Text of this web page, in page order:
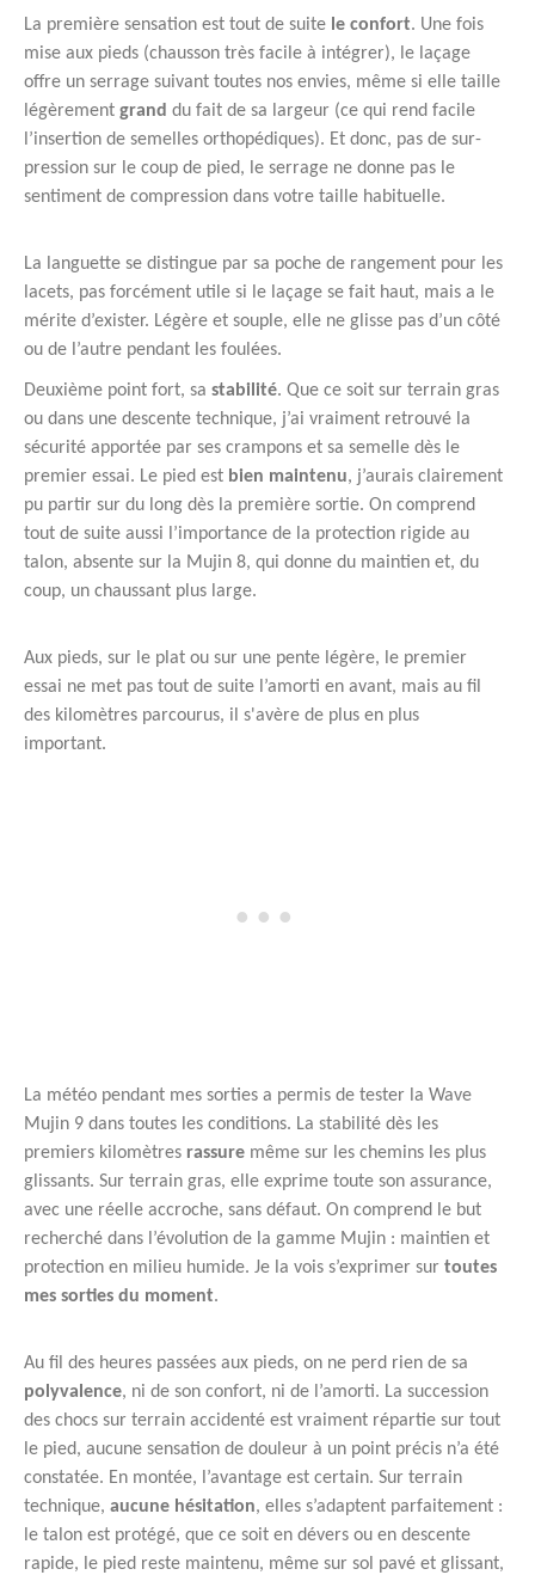
La première sensation est tout de suite le confort. Une fois
mise aux pieds (chausson très facile à intégrer), le laçage
offre un serrage suivant toutes nos envies, même si elle taille
légèrement grand du fait de sa largeur (ce qui rend facile
l’insertion de semelles orthopédiques). Et donc, pas de sur-
pression sur le coup de pied, le serrage ne donne pas le
sentiment de compression dans votre taille habituelle.
La languette se distingue par sa poche de rangement pour les
lacets, pas forcément utile si le laçage se fait haut, mais a le
mérite d’exister. Légère et souple, elle ne glisse pas d’un côté
ou de l’autre pendant les foulées.
Deuxième point fort, sa stabilité. Que ce soit sur terrain gras
ou dans une descente technique, j’ai vraiment retrouvé la
sécurité apportée par ses crampons et sa semelle dès le
premier essai. Le pied est bien maintenu, j’aurais clairement
pu partir sur du long dès la première sortie. On comprend
tout de suite aussi l’importance de la protection rigide au
talon, absente sur la Mujin 8, qui donne du maintien et, du
coup, un chaussant plus large.
Aux pieds, sur le plat ou sur une pente légère, le premier
essai ne met pas tout de suite l’amorti en avant, mais au fil
des kilomètres parcourus, il s'avère de plus en plus
important.
La météo pendant mes sorties a permis de tester la Wave
Mujin 9 dans toutes les conditions. La stabilité dès les
premiers kilomètres rassure même sur les chemins les plus
glissants. Sur terrain gras, elle exprime toute son assurance,
avec une réelle accroche, sans défaut. On comprend le but
recherché dans l’évolution de la gamme Mujin : maintien et
protection en milieu humide. Je la vois s’exprimer sur toutes
mes sorties du moment.
Au fil des heures passées aux pieds, on ne perd rien de sa
polyvalence, ni de son confort, ni de l’amorti. La succession
des chocs sur terrain accidenté est vraiment répartie sur tout
le pied, aucune sensation de douleur à un point précis n’a été
constatée. En montée, l’avantage est certain. Sur terrain
technique, aucune hésitation, elles s’adaptent parfaitement :
le talon est protégé, que ce soit en dévers ou en descente
rapide, le pied reste maintenu, même sur sol pavé et glissant,